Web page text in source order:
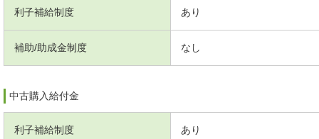
利子補給制度 あり
補助/助成金制度 なし
中古購入給付金
利子補給制度 あり